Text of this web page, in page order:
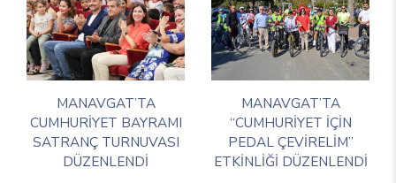
MANAVGAT’TA
CUMHURİYET BAYRAMI
SATRANÇ TURNUVASI
DÜZENLENDİ
MANAVGAT’TA
“CUMHURİYET İÇİN
PEDAL ÇEVİRELİM”
ETKİNLİĞİ DÜZENLENDİ